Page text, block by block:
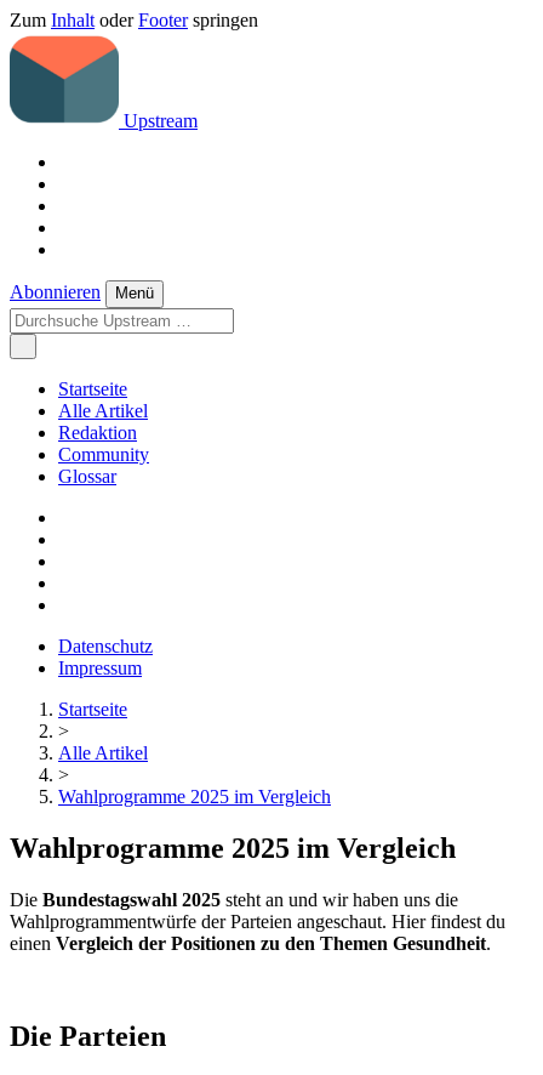
Zum Inhalt oderFooterspringen
Upstream
Abonnieren Menü
Startseite
Alle Artikel
Redaktion
Community
Glossar
Datenschutz
Impressum
Startseite
>
Alle Artikel
>
Wahlprogramme 2025 im Vergleich
Wahlprogramme 2025 im Vergleich
Die Bundestagswahl 2025 steht an und wir haben uns die
Wahlprogrammentwürfe der Parteien angeschaut. Hier findest du
einen Vergleich der Positionen zu den Themen Gesundheit.
Die Parteien